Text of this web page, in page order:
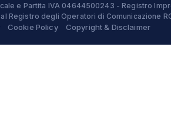
e Partita IVA 04644500243 - Registro
Registro degli Operatori di Comunicazione
Cookie Policy Copyright & Disclaimer